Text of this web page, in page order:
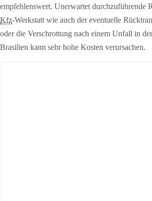
empfehlenswert. Unerwartet durchzuführende
Kfz-Werkstatt wie auch der eventuelle
oder die Verschrottung nach einem Unfall in
Brasilien kann sehr hohe Kosten verursachen.